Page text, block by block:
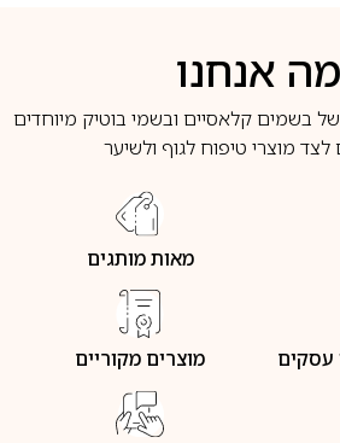
אנחנו
בשמים קלאסיים ובשמי בוטיק מיוחדים
לצד מוצרי טיפוח לגוף ולשיער
מאות מותגים
מוצרים מקוריים